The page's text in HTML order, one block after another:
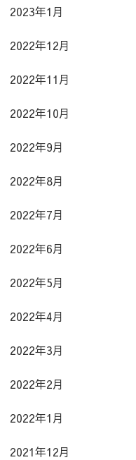
2023年1月
2022年12月
2022年11月
2022年10月
2022年9月
2022年8月
2022年7月
2022年6月
2022年5月
2022年4月
2022年3月
2022年2月
2022年1月
2021年12月